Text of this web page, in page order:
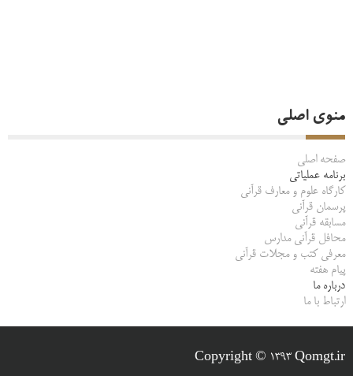
منوی اصلی
صفحه اصلی
برنامه عملیاتی
کارگاه علوم و معارف قرآنی
پرسمان قرآنی
مسابقه قرآنی
محافل قرآنی مدارس
معرفی کتب و مجلات قرآنی
پیام هفته
درباره ما
ارتباط با ما
Copyright © 1393 Qomgt.ir